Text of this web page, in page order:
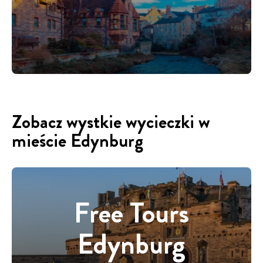
Zobacz wystkie wycieczki w
mieście Edynburg
Free Tours
Edynburg